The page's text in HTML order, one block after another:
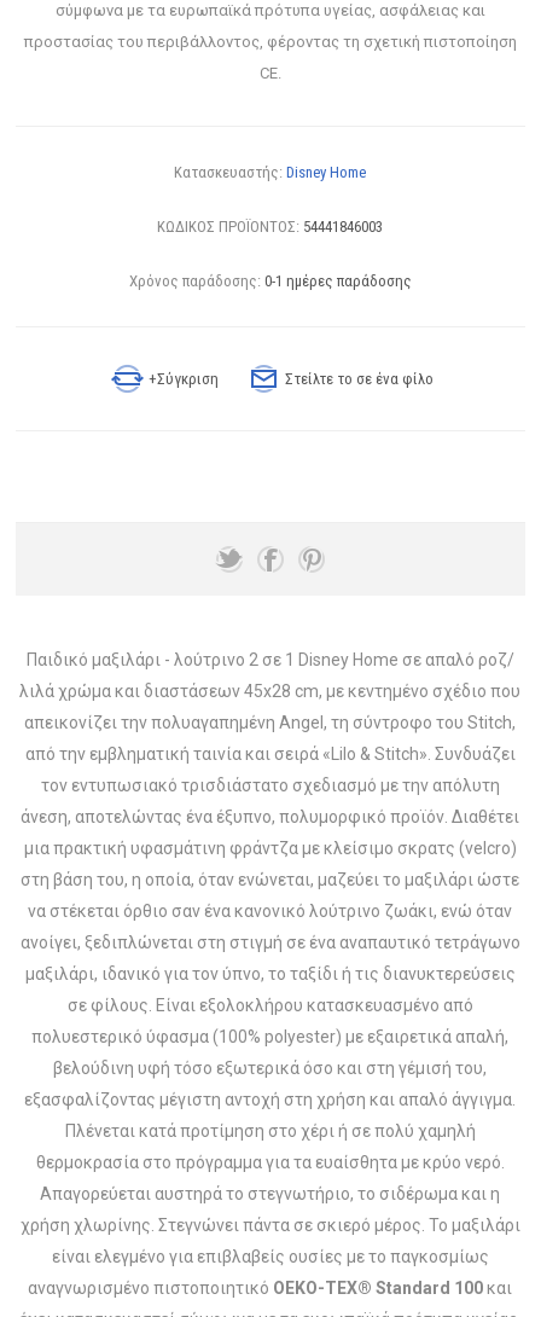
σύμφωνα με τα ευρωπαϊκά πρότυπα υγείας, ασφάλειας και
προστασίας του περιβάλλοντος, φέροντας τη σχετική πιστοποίηση
CE.
Κατασκευαστής: Disney Home
ΚΩΔΙΚΟΣ ΠΡΟΪΟΝΤΟΣ: 54441846003
Χρόνος παράδοσης: 0-1 ημέρες παράδοσης
+Σύγκριση Στείλτε το σε ένα φίλο
Παιδικό μαξιλάρι - λούτρινο 2 σε 1 Disney Home σε απαλό ροζ/
λιλά χρώμα και διαστάσεων 45x28 cm, με κεντημένο σχέδιο που
απεικονίζει την πολυαγαπημένη Angel, τη σύντροφο του Stitch,
από την εμβληματική ταινία και σειρά «Lilo & Stitch». Συνδυάζει
τον εντυπωσιακό τρισδιάστατο σχεδιασμό με την απόλυτη
άνεση, αποτελώντας ένα έξυπνο, πολυμορφικό προϊόν. Διαθέτει
μια πρακτική υφασμάτινη φράντζα με κλείσιμο σκρατς (velcro)
στη βάση του, η οποία, όταν ενώνεται, μαζεύει το μαξιλάρι ώστε
να στέκεται όρθιο σαν ένα κανονικό λούτρινο ζωάκι, ενώ όταν
ανοίγει, ξεδιπλώνεται στη στιγμή σε ένα αναπαυτικό τετράγωνο
μαξιλάρι, ιδανικό για τον ύπνο, το ταξίδι ή τις διανυκτερεύσεις
σε φίλους. Είναι εξολοκλήρου κατασκευασμένο από
πολυεστερικό ύφασμα (100% polyester) με εξαιρετικά απαλή,
βελούδινη υφή τόσο εξωτερικά όσο και στη γέμισή του,
εξασφαλίζοντας μέγιστη αντοχή στη χρήση και απαλό άγγιγμα.
Πλένεται κατά προτίμηση στο χέρι ή σε πολύ χαμηλή
θερμοκρασία στο πρόγραμμα για τα ευαίσθητα με κρύο νερό.
Απαγορεύεται αυστηρά το στεγνωτήριο, το σιδέρωμα και η
χρήση χλωρίνης. Στεγνώνει πάντα σε σκιερό μέρος. Το μαξιλάρι
είναι ελεγμένο για επιβλαβείς ουσίες με το παγκοσμίως
αναγνωρισμένο πιστοποιητικό OEKO-TEX® Standard 100και